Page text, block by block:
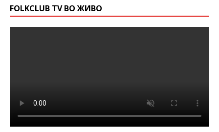
FOLKCLUB TV ВО ЖИВО